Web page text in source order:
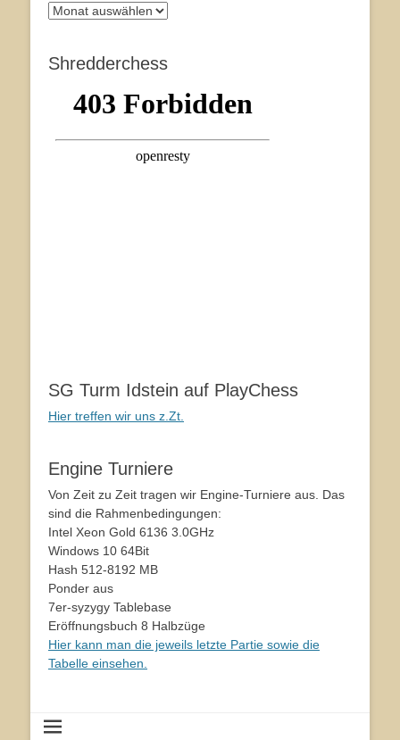
Archiv
Shredderchess
SG Turm Idstein auf PlayChess
Hier treffen wir uns z.Zt.
Engine Turniere
Von Zeit zu Zeit tragen wir Engine-Turniere aus. Das
sind die Rahmenbedingungen:
Intel Xeon Gold 6136 3.0GHz
Windows 10 64Bit
Hash 512-8192 MB
Ponder aus
7er-syzygy Tablebase
Eröffnungsbuch 8 Halbzüge
Hier kann man die jeweils letzte Partie sowie die
Tabelle einsehen.